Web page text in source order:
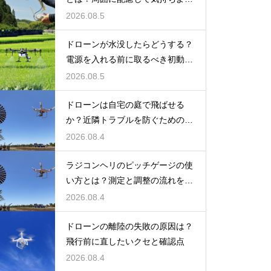
飛ばすコツを紹介
2026.08.5
ドローンが水没したらどうする？
電源を入れる前に取るべき初動を
解説
2026.08.5
ドローンは自宅の庭で飛ばせる
か？近隣トラブルを防ぐための注
意点を解説
2026.08.4
ラジコンヘリのピッチゲージの使
い方とは？測定と調整の流れをや
さしく解説
2026.08.4
ドローンの離陸の失敗の原因は？
飛行前に直したいクセと確認点
2026.08.4